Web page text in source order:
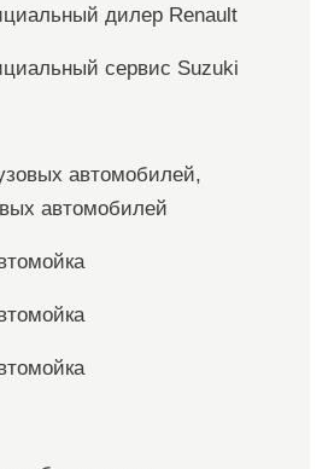
дилер Renault
сервис Suzuki
автомобилей,
автомобилей